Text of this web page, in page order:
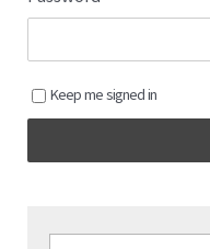
Keep me signed in